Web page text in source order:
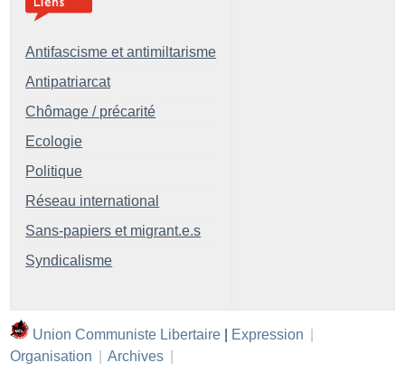
Antifascisme et antimiltarisme
Antipatriarcat
Chômage / précarité
Ecologie
Politique
Réseau international
Sans-papiers et migrant.e.s
Syndicalisme
Union Communiste Libertaire Expression
Organisation
Archives